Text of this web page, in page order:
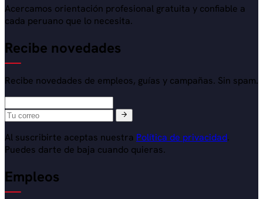
Acercamos orientación profesional gratuita y confiable a
cada peruano que lo necesita.
Recibe novedades
Recibe novedades de empleos, guías y campañas. Sin spam.
Al suscribirte aceptas nuestra Política de privacidad.
Puedes darte de baja cuando quieras.
Empleos